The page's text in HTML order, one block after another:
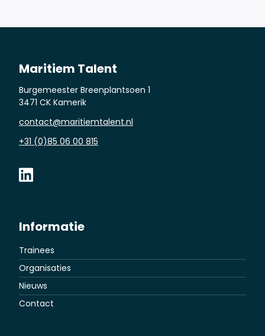
Informatie
Trainees
Organisaties
Nieuws
Contact
Maritiem Talent
Burgemeester Breenplantsoen 1
3471 CK Kamerik
contact@maritiemtalent.nl
+31 (0)85 06 00 815